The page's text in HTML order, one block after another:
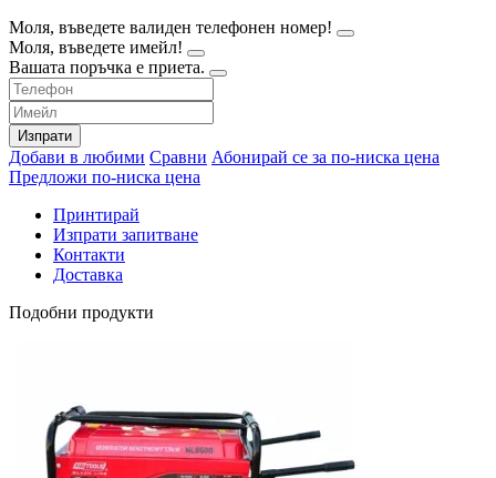
Моля, въведете валиден телефонен номер!
Моля, въведете имейл!
Вашата поръчка е приета.
Изпрати
Добави в любими Сравни Абонирай се за по-ниска цена
Предложи по-ниска цена
Принтирай
Изпрати запитване
Контакти
Доставка
Подобни продукти